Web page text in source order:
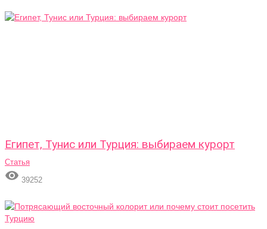
Египет, Тунис или Турция: выбираем курорт
Статья
 39252